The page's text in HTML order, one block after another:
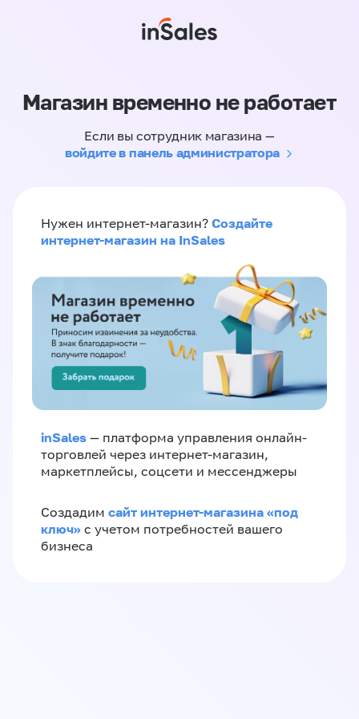
Магазин временно не работает
Если вы сотрудник магазина —
войдите в панель администратора
Нужен интернет-магазин? Создайте
интернет-магазин на InSales
inSales — платформа управления онлайн-
торговлей через интернет-магазин,
маркетплейсы, соцсети и мессенджеры
Создадим сайт интернет-магазина «под
ключ» с учетом потребностей вашего
бизнеса